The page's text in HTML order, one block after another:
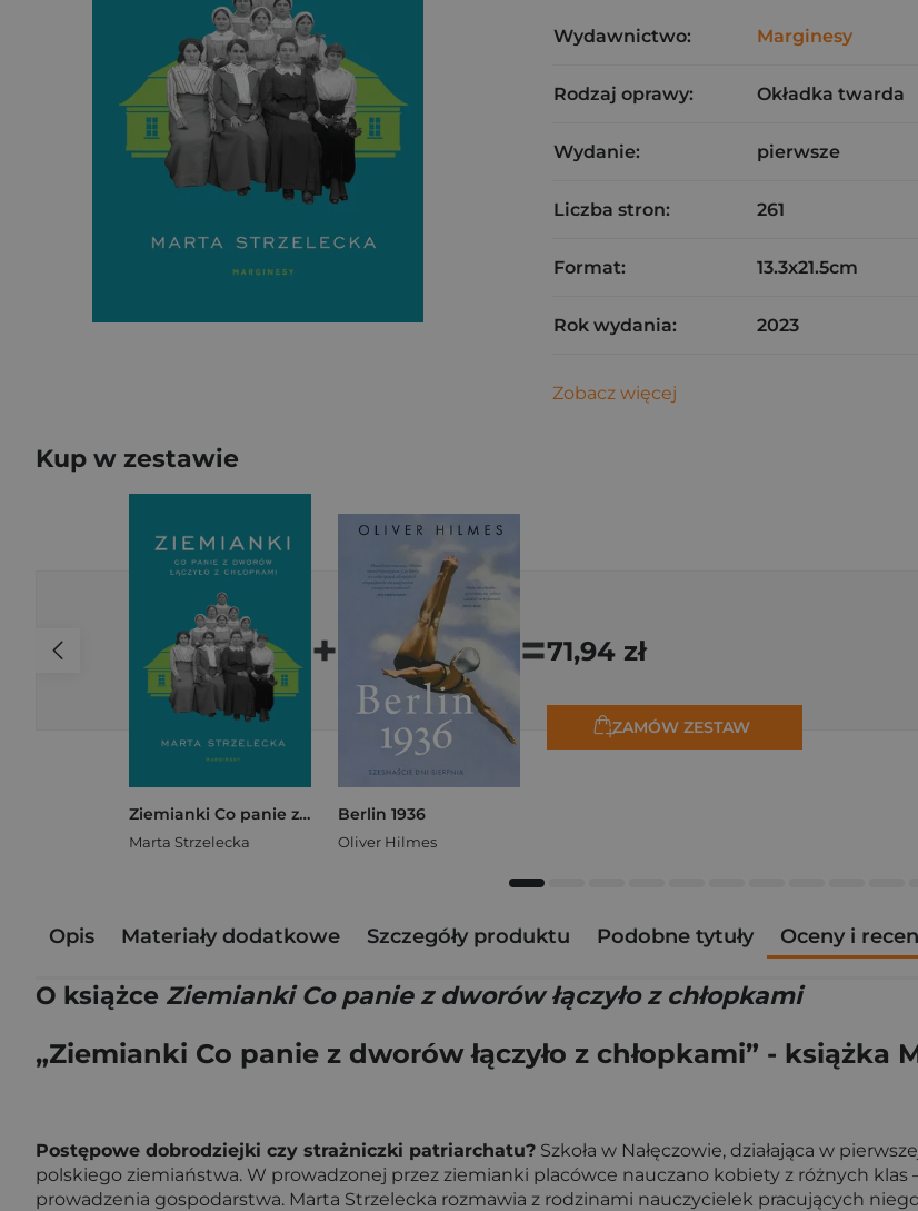
Wydawnictwo: Marginesy
Rodzaj oprawy: Okładka twarda
Wydanie: pierwsze
Liczba stron: 261
Format: 13.3x21.5cm
Rok wydania: 2023
Zobacz więcej
Kup w zestawie
Ziemianki Co panie z dworów łączyło z chłopkami
Marta Strzelecka
+
Berlin 1936
Oliver Hilmes
=71,94 zł
ZAMÓW ZESTAW
Opis Materiały dodatkowe Szczegóły produktu Podobne tytuły Oceny i
O książce Ziemianki Co panie z dworów łączyło z chłopkami
„Ziemianki Co panie z dworów łączyło z chłopkami” - książka
Postępowe dobrodziejki czy strażniczki patriarchatu? Szkoła w Nałęczowie, działająca w
polskiego ziemiaństwa. W prowadzonej przez ziemianki placówce nauczano kobiety z różnych klas
prowadzenia gospodarstwa. Marta Strzelecka rozmawia z rodzinami nauczycielek pracujących